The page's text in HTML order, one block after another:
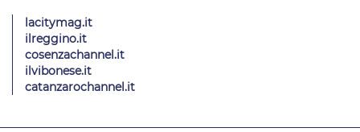
lacitymag.it
ilreggino.it
cosenzachannel.it
ilvibonese.it
catanzarochannel.it